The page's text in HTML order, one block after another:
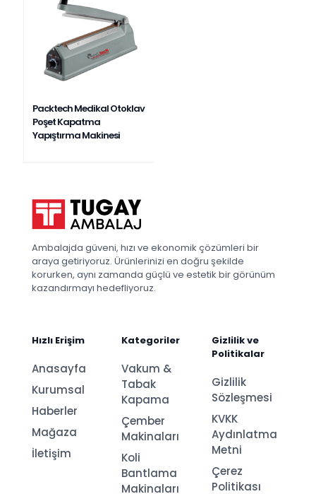
Packtech Medikal Otoklav
Poşet Kapatma
Yapıştırma Makinesi
Ambalajda güveni, hızı ve ekonomik çözümleri bir
araya getiriyoruz. Ürünlerinizi en doğru şekilde
korurken, aynı zamanda güçlü ve estetik bir görünüm
kazandırmayı hedefliyoruz.
Hızlı Erişim
Anasayfa
Kurumsal
Haberler
Mağaza
İletişim
Kategoriler
Vakum &
Tabak
Kapama
Çember
Makinaları
Koli
Bantlama
Makinaları
Gizlilik ve
Politikalar
Gizlilik
Sözleşmesi
KVKK
Aydınlatma
Metni
Çerez
Politikası